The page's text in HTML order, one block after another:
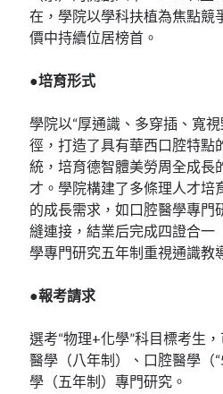
在，學院以學科扶植為焦點競
價中持續位居榜首。
●培育形式
學院以“厚通識、多穿插、寬
徑，打造了具有華西口腔特點
統，培育德智體美勞周全成長
才。學院構建了多條理人才培
的成長需求，如口腔醫學專門
縫連接，結業后完成四證合一
學專門研究五年制重視通識教
●報考請求
選考“物理+化學”科目標考生
醫學（八年制）、口腔醫學（
學（五年制）專門研究。